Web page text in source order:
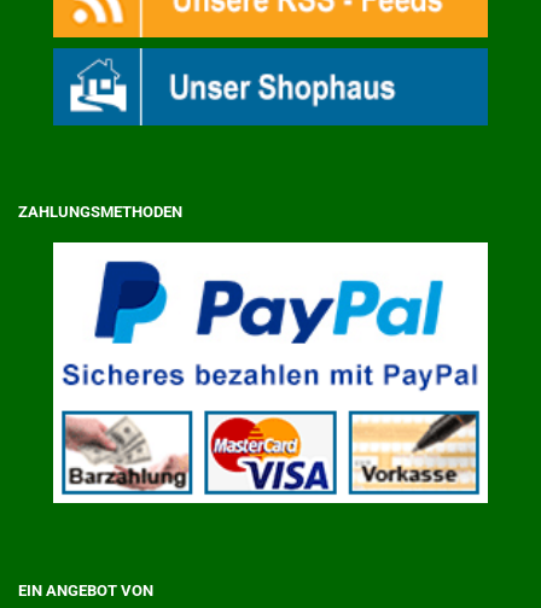
ZAHLUNGSMETHODEN
EIN ANGEBOT VON